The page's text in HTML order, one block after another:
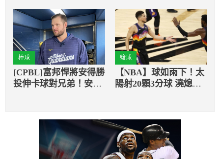
棒球
[CPBL]富邦悍將安得勝
投伸卡球對兄弟！安得
籃球
【NBA】球如雨下！太
陽射20顆3分球 澆熄公